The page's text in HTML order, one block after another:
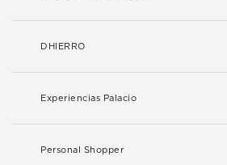
DHIERRO
Experiencias Palacio
Personal Shopper